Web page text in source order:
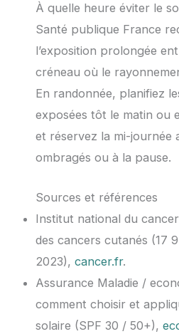
À quelle heure éviter le
Santé publique France
l’exposition prolongée
créneau où le
En randonnée, planifiez
exposées tôt le matin ou
et réservez la mi-journée
ombragés ou à la pause.
Sources et références
Institut national du
des cancers cutanés (17
2023), cancer.fr.
Assurance Maladie /
comment choisir et
solaire (SPF 30 / 50+),